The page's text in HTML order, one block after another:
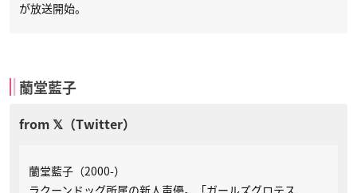
が放送開始。
蘭堂藍子
蘭堂藍子（2000-）
ラクーンドッグ所属の新人声優。「ガールズグロテス